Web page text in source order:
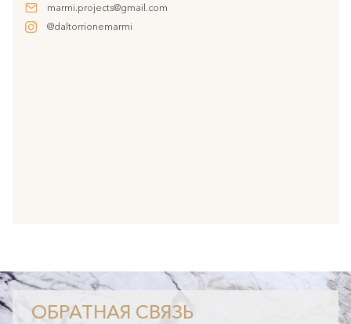
marmi.projects@gmail.com
@daltorrionemarmi
ОБРАТНАЯ СВЯЗЬ